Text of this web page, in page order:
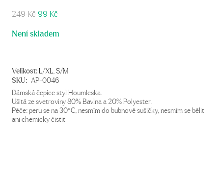
249KčPůvodní
byla:
99 Kč
je:
Není skladem
Velikost:L/XL S/M
SKU: AP-0046
Dámská čepice styl Houmleska.
Ušitá ze svetroviny 80% Bavlna a 20% Polyester.
Péče: peru se na 30°C, nesmím do bubnové sušičky, nesmím se bělit
ani chemicky čistit